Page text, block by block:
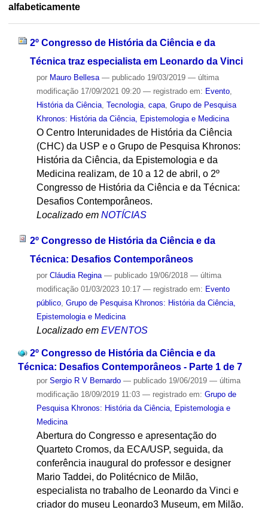
alfabeticamente
2º Congresso de História da Ciência e da
Técnica traz especialista em Leonardo da Vinci
por Mauro Bellesa — publicado19/03/2019 — última
modificação17/09/2021 09:20 — registrado em: Evento,
História da Ciência, Tecnologia, capa, Grupo de Pesquisa
Khronos: História da Ciência, Epistemologia e Medicina
O Centro Interunidades de História da Ciência
(CHC) da USP e o Grupo de Pesquisa Khronos:
História da Ciência, da Epistemologia e da
Medicina realizam, de 10 a 12 de abril, o 2º
Congresso de História da Ciência e da Técnica:
Desafios Contemporâneos.
Localizado em NOTÍCIAS
2º Congresso de História da Ciência e da
Técnica: Desafios Contemporâneos
por Cláudia Regina — publicado19/06/2018 — última
modificação01/03/2023 10:17 — registrado em: Evento
público, Grupo de Pesquisa Khronos: História da Ciência,
Epistemologia e Medicina
Localizado em EVENTOS
2º Congresso de História da Ciência e da
Técnica: Desafios Contemporâneos - Parte 1 de 7
por Sergio R V Bernardo — publicado19/06/2019 — última
modificação18/09/2019 11:03 — registrado em: Grupo de
Pesquisa Khronos: História da Ciência, Epistemologia e
Medicina
Abertura do Congresso e apresentação do
Quarteto Cromos, da ECA/USP, seguida, da
conferência inaugural do professor e designer
Mario Taddei, do Politécnico de Milão,
especialista no trabalho de Leonardo da Vinci e
criador do museu Leonardo3 Museum, em Milão.